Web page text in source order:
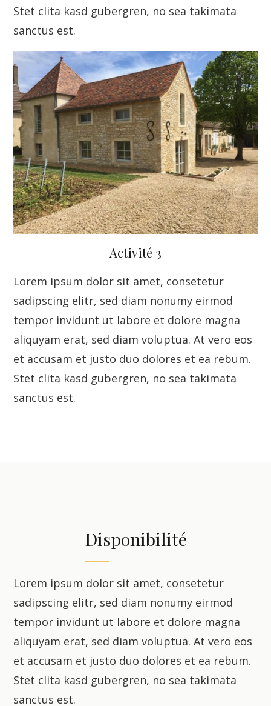
Stet clita kasd gubergren, no sea takimata
sanctus est.
Activité 3
Lorem ipsum dolor sit amet, consetetur
sadipscing elitr, sed diam nonumy eirmod
tempor invidunt ut labore et dolore magna
aliquyam erat, sed diam voluptua. At vero eos
et accusam et justo duo dolores et ea rebum.
Stet clita kasd gubergren, no sea takimata
sanctus est.
Disponibilité
Lorem ipsum dolor sit amet, consetetur
sadipscing elitr, sed diam nonumy eirmod
tempor invidunt ut labore et dolore magna
aliquyam erat, sed diam voluptua. At vero eos
et accusam et justo duo dolores et ea rebum.
Stet clita kasd gubergren, no sea takimata
sanctus est.